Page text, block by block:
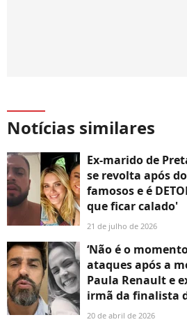
Notícias similares
Ex-marido de
se revolta após
famosos e é
que ficar calado'
21 de julho de 2026
‘Não é o
ataques após a
Paula Renault e
irmã da finalista
20 de abril de 2026